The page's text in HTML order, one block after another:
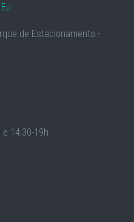
de Estacionamento -
e 14:30-19h